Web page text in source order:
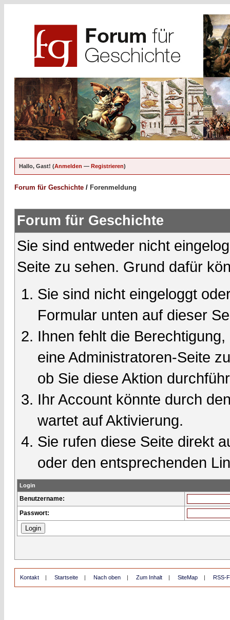
Hallo, Gast! (Anmelden — Registrieren)
Forum für Geschichte / Forenmeldung
Forum für Geschichte
Sie sind entweder nicht
Seite zu sehen. Grund dafür
Sie sind nicht eingeloggt
Formular unten auf dieser
Ihnen fehlt die
eine Administratoren-Seite
ob Sie diese Aktion
Ihr Account könnte durch
wartet auf Aktivierung.
Sie rufen diese Seite direkt
oder den entsprechenden
Login
Benutzername:
Passwort:
Kontakt | Startseite | Nach oben | Zum Inhalt | SiteMap | RSS-